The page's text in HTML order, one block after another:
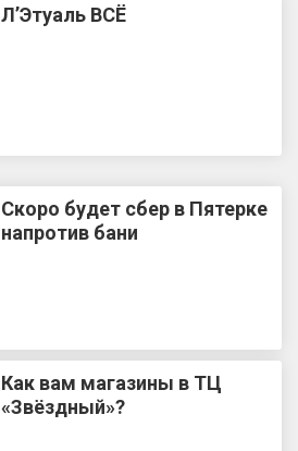
Л’Этуаль ВСЁ
Скоро будет сбер в Пятерке
напротив бани
Как вам магазины в ТЦ
«Звёздный»?